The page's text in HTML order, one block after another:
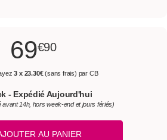
69€90
3 x 23.30€(sans frais) par CB
- Expédié Aujourd'hui
avant 14h, hors week-end et jours fériés)
AU PANIER